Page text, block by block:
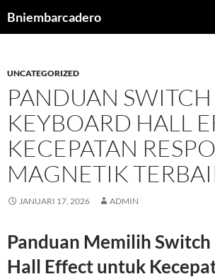
Bniembarcadero
UNCATEGORIZED
PANDUAN SWITCH
KEYBOARD HALL
KECEPATAN
MAGNETIK
JANUARI 17, 2026 ADMIN
Panduan Memilih
Hall Effect untuk